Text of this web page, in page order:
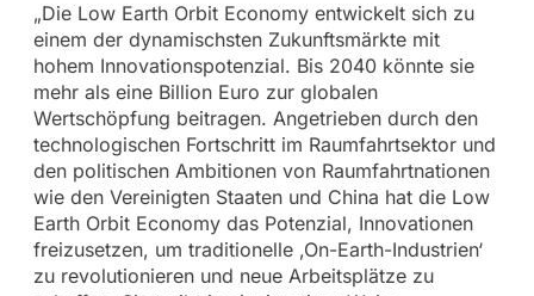
„Die Low Earth Orbit Economy entwickelt sich zu
einem der dynamischsten Zukunftsmärkte mit
hohem Innovationspotenzial. Bis 2040 könnte sie
mehr als eine Billion Euro zur globalen
Wertschöpfung beitragen. Angetrieben durch den
technologischen Fortschritt im Raumfahrtsektor und
den politischen Ambitionen von Raumfahrtnationen
wie den Vereinigten Staaten und China hat die Low
Earth Orbit Economy das Potenzial, Innovationen
freizusetzen, um traditionelle ,On-Earth-Industrien‘
zu revolutionieren und neue Arbeitsplätze zu